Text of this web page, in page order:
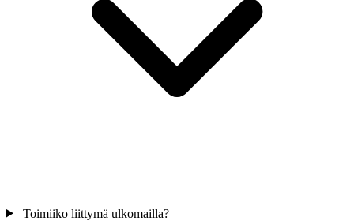
Toimiiko liittymä ulkomailla?